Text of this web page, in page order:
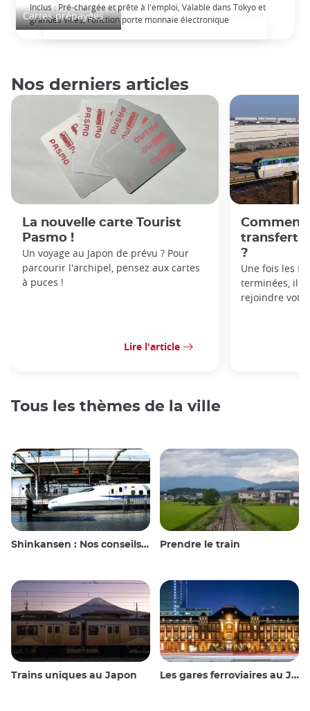
Cartes prépayées
Inclus : Pré-chargée et prête à l'emploi, Valable dans Tokyo et
grandes villes, Fonction porte monnaie électronique
Nos derniers articles
La nouvelle carte Tourist
Pasmo !
Un voyage au Japon de prévu ? Pour
parcourir l'archipel, pensez aux cartes
à puces !
Lire l'article
Comment
transfert
?
Une fois les
terminées, il
rejoindre
Tous les thèmes de la ville
Shinkansen : Nos conseils de voyage pour le train à grande vitesse japonais Prendre le train
Trains uniques au Japon Les gares ferroviaires au Japon